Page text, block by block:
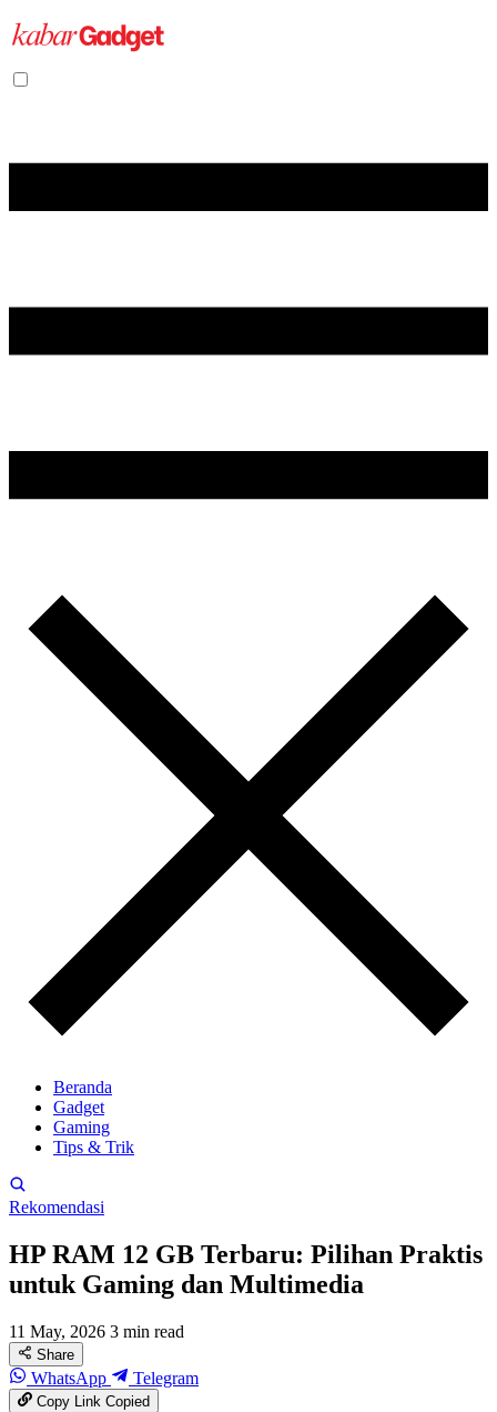
Beranda
Gadget
Gaming
Tips & Trik
Rekomendasi
HP RAM 12 GB Terbaru: Pilihan Praktis
untuk Gaming dan Multimedia
11 May, 2026 3 min read
Share
WhatsApp Telegram
Copy LinkCopied